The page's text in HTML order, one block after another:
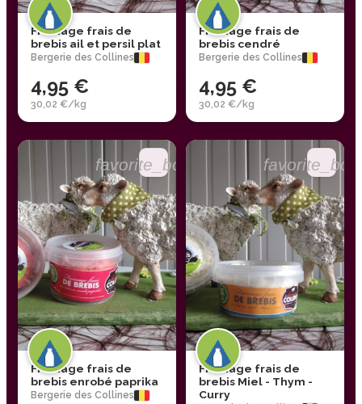
Fromage frais de
brebis ail et persil plat
Bergerie des Collines
4,95 €
30,02 €/kg
Fromage frais de
brebis cendré
Bergerie des Collines
4,95 €
30,02 €/kg
favorite_border
Fromage frais de
brebis enrobé paprika
Bergerie des Collines
Fromage frais de
brebis Miel - Thym -
Curry